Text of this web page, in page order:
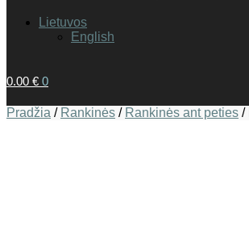
Lietuvos
English
0.00 € 0
Pradžia / Rankinės / Rankinės ant peties /